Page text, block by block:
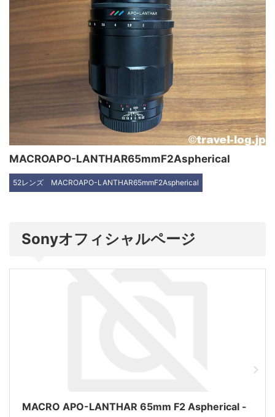
MACROAPO-LANTHAR65mmF2Aspherical
52レンズ MACROAPO-LANTHAR65mmF2Aspherical
Sonyオフィシャルページ
MACRO APO-LANTHAR 65mm F2 Aspherical -